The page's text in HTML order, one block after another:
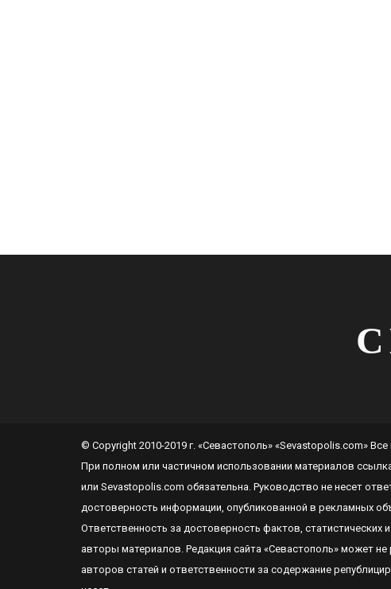
© Copyright 2010-2019 г. «Севастополь» «Sevastopolis.com»
При полном или частичном использовании материалов
или Sevastopolis.com обязательна. Руководство не несет
достоверность информации, опубликованной в рекламных
Ответственность за достоверность фактов, статистических и
авторы материалов. Редакция сайта «Севастополь» может не
авторов статей и ответственности за содержание